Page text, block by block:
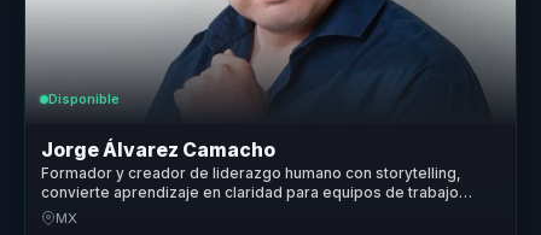
Disponible
Jorge Álvarez Camacho
Formador y creador de liderazgo humano con storytelling,
convierte aprendizaje en claridad para equipos de trabajo
reales.
MX